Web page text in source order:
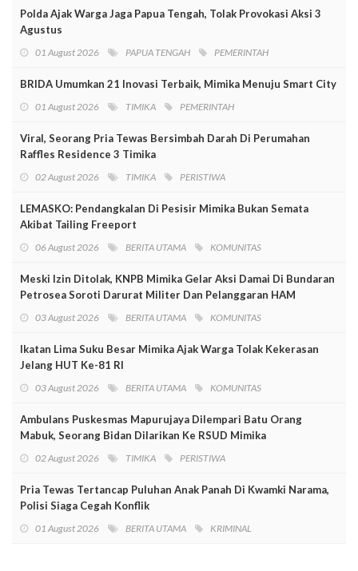
Polda Ajak Warga Jaga Papua Tengah, Tolak Provokasi Aksi 3
Agustus
01 August 2026 PAPUA TENGAH PEMERINTAH
BRIDA Umumkan 21 Inovasi Terbaik, Mimika Menuju Smart City
01 August 2026 TIMIKA PEMERINTAH
Viral, Seorang Pria Tewas Bersimbah Darah Di Perumahan
Raffles Residence 3 Timika
02 August 2026 TIMIKA PERISTIWA
LEMASKO: Pendangkalan Di Pesisir Mimika Bukan Semata
Akibat Tailing Freeport
06 August 2026 BERITA UTAMA KOMUNITAS
Meski Izin Ditolak, KNPB Mimika Gelar Aksi Damai Di Bundaran
Petrosea Soroti Darurat Militer Dan Pelanggaran HAM
03 August 2026 BERITA UTAMA KOMUNITAS
Ikatan Lima Suku Besar Mimika Ajak Warga Tolak Kekerasan
Jelang HUT Ke-81 RI
03 August 2026 BERITA UTAMA KOMUNITAS
Ambulans Puskesmas Mapurujaya Dilempari Batu Orang
Mabuk, Seorang Bidan Dilarikan Ke RSUD Mimika
02 August 2026 TIMIKA PERISTIWA
Pria Tewas Tertancap Puluhan Anak Panah Di Kwamki Narama,
Polisi Siaga Cegah Konflik
01 August 2026 BERITA UTAMA KRIMINAL